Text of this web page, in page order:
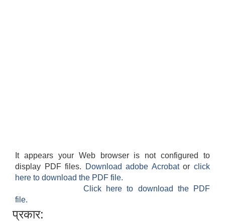
It appears your Web browser is not configured to
display PDF files.
Download adobe Acrobatorclick
here to download the PDF file.
Click here to download the PDF
file.
प्रकार: